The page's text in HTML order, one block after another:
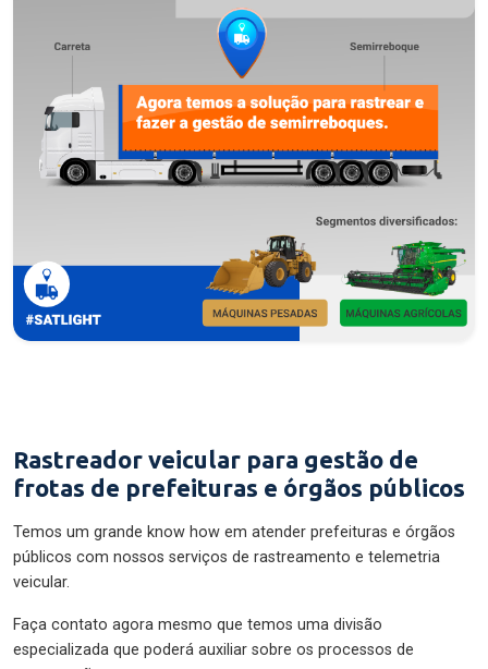
Rastreador veicular para gestão de
frotas de prefeituras e órgãos públicos
Temos um grande know how em atender prefeituras e órgãos
públicos com nossos serviços de rastreamento e telemetria
veicular.
Faça contato agora mesmo que temos uma divisão
especializada que poderá auxiliar sobre os processos de